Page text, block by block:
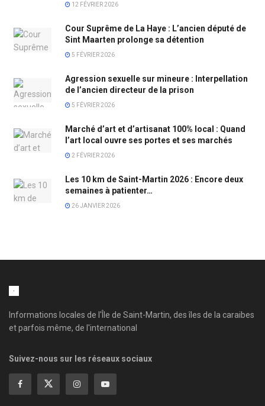
12 FÉVRIER 2026
Cour Suprême de La Haye : L’ancien député de
Sint Maarten prolonge sa détention
5 FÉVRIER 2026
Agression sexuelle sur mineure : Interpellation
de l’ancien directeur de la prison
5 FÉVRIER 2026
Marché d’art et d’artisanat 100% local : Quand
l’art local ouvre ses portes et ses marchés
2 FÉVRIER 2026
Les 10 km de Saint-Martin 2026 : Encore deux
semaines à patienter…
26 JANVIER 2026
Informations locales de l'Île de Saint-Martin, des îles de la caraibes
et parfois même, de l'international
Suivez-nous sur les réseaux sociaux